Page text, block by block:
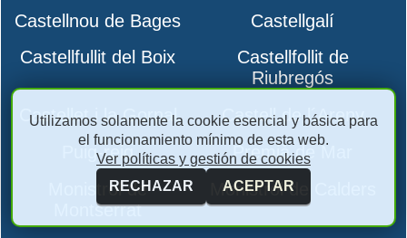
Castellnou de Bages
Castellgalí
Castellfullit del Boix
Castellfollit de
Riubregós
Castellet i la Gornal
Castell de l´Areny
Puig-reig
Premià de Mar
Monistrol de
Montserrat
Monistrol de Calders
Utilizamos solamente la cookie esencial y básica para
el funcionamiento mínimo de esta web.
Ver políticas y gestión de cookies
RECHAZAR
ACEPTAR